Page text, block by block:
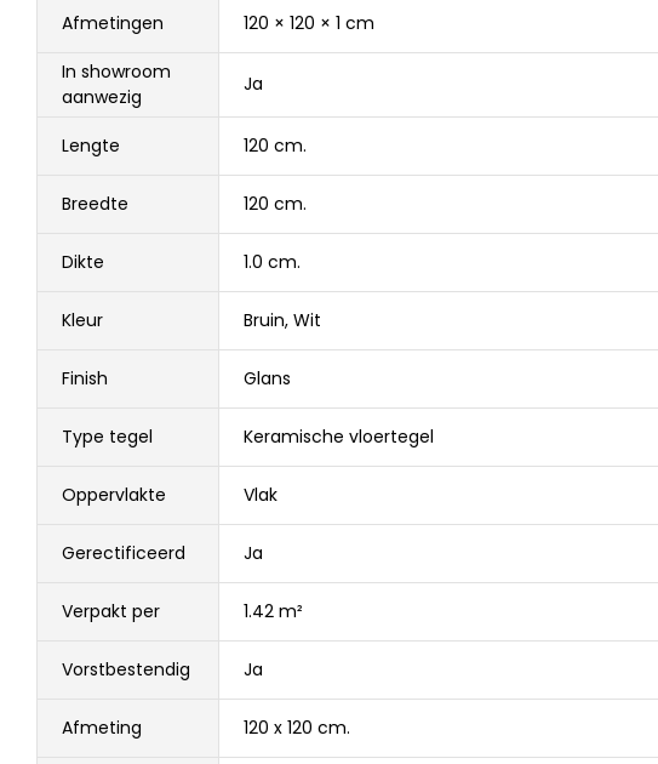
Afmetingen
120 × 120 × 1 cm
In showroom
aanwezig
Ja
Lengte 120 cm.
Breedte 120 cm.
Dikte 1.0 cm.
Kleur Bruin, Wit
Finish Glans
Type tegel Keramische vloertegel
Oppervlakte Vlak
Gerectificeerd Ja
Verpakt per 1.42 m²
Vorstbestendig Ja
Afmeting 120 x 120 cm.